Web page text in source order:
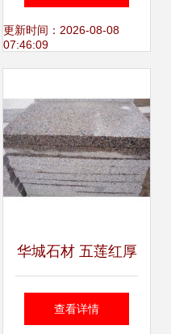
工与精品石雕的艺
更新时间：2026-08-08
07:46:09
华城石材 五莲红厚
板加工，打造5公
查看详情